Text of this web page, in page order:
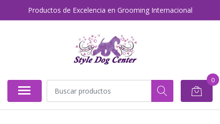
Productos de Excelencia en Grooming Internacional
0